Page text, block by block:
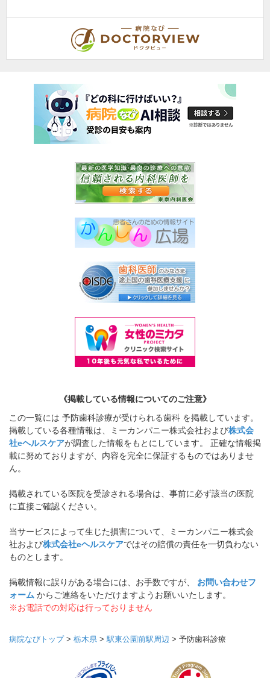
《掲載している情報についてのご注意》
この一覧には 予防歯科診療が受けられる歯科 を掲載しています。
掲載している各種情報は、ミーカンパニー株式会社および株式会
社eヘルスケアが調査した情報をもとにしています。 正確な情報掲
載に努めておりますが、内容を完全に保証するものではありませ
ん。
掲載されている医院を受診される場合は、事前に必ず該当の医院
に直接ご確認ください。
当サービスによって生じた損害について、ミーカンパニー株式会
社および株式会社eヘルスケアではその賠償の責任を一切負わない
ものとします。
掲載情報に誤りがある場合には、お手数ですが、 お問い合わせフ
ォーム からご連絡をいただけますようお願いいたします。
※お電話での対応は行っておりません
病院なびトップ> 栃木県 >駅東公園前駅周辺 > 予防歯科診療